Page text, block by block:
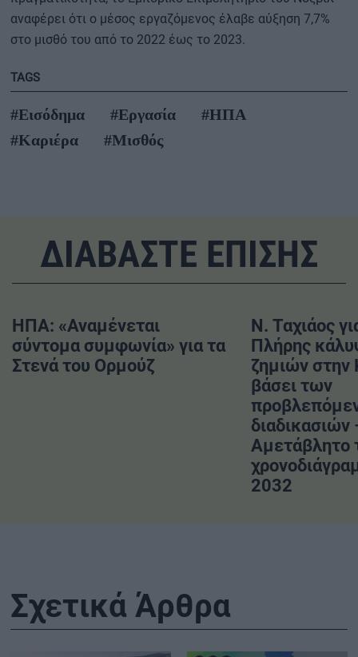
αναφέρει ότι ο μέσος εργαζόμενος έλαβε αύξηση 7,7%
στο μισθό του από το 2022 έως το 2023.
TAGS
#Εισόδημα #Εργασία
#ΗΠΑ
#Καριέρα
#Μισθός
ΔΙΑΒΑΣΤΕ ΕΠΙΣΗΣ
ΗΠΑ: «Αναμένεται
σύντομα συμφωνία» για τα
Στενά του Ορμούζ
Ν. Ταχιάος
Πλήρης
ζημιών στην
βάσει των
διαδικασιών
Αμετάβλητο
2032
Σχετικά Άρθρα